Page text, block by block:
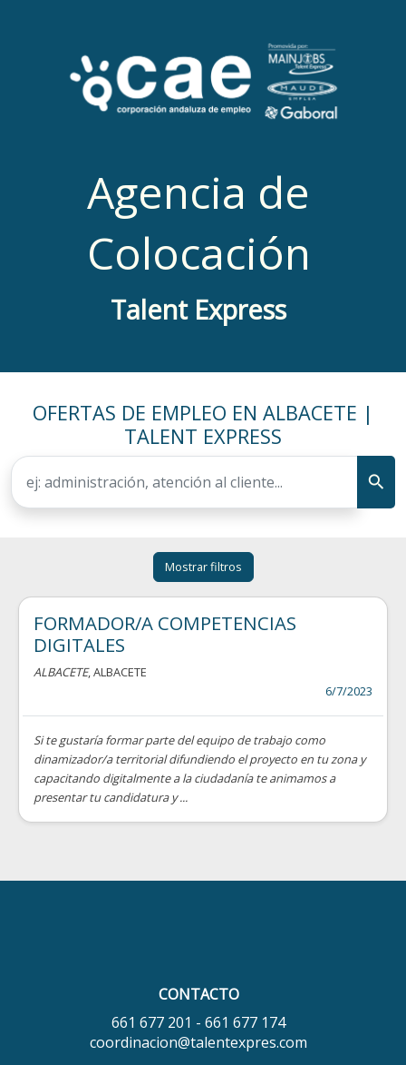
Agencia de
Colocación
Talent Express
OFERTAS DE EMPLEO EN ALBACETE |
TALENT EXPRESS
Mostrar filtros
FORMADOR/A COMPETENCIAS
DIGITALES
ALBACETE, ALBACETE
6/7/2023
Si te gustaría formar parte del equipo de trabajo como
dinamizador/a territorial difundiendo el proyecto en tu zona y
capacitando digitalmente a la ciudadanía te animamos a
presentar tu candidatura y ...
CONTACTO
661 677 201 - 661 677 174
coordinacion@talentexpres.com